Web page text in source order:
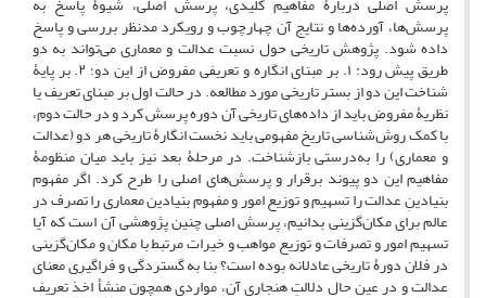
پرسش‌ها، آورده‌ها و نتایج آن چهارچوب و رویکرد مدنظر بررسی و پاسخ
داده شود. پژوهش تاریخی حول نسبت عدالت و معماری می‌تواند به دو
طریق پیش رود: ۱. بر مبنای انگاره و تعریفی مفروض از این دو؛ ۲. بر پایۀ
شناخت این دو از بستر تاریخی مورد مطالعه. در حالت اول بر مبنای تعریف یا
نظریۀ مفروض باید از داده‌های تاریخی آن دوره پرسش کرد و در حالت دوم،
با کمک روش‌شناسی تاریخ مفهومی باید نخست انگارۀ تاریخی هر دو (عدالت
و معماری) را به‌درستی بازشناخت. در مرحلۀ بعد نیز باید میان منظومۀ
مفاهیم این دو پیوند برقرار و پرسش‌های اصلی را طرح کرد. اگر مفهوم
بنیادینِ عدالت را تسهیم و توزیع امور و مفهوم بنیادین معماری را تصرف در
عالم برای مکان‌گزینی بدانیم، پرسش اصلی چنین پژوهشی آن است که آیا
تسهیم امور و تصرفات و توزیع مواهب و خیرات مرتبط با مکان و مکان‌گزینی
در فلان دورۀ تاریخی عادلانه بوده است؟ بنا به گستردگی و فراگیری معنای
عدالت و در عین حال دلالتِ هنجاری آن، مواردی همچون منشأ اخذ تعریف